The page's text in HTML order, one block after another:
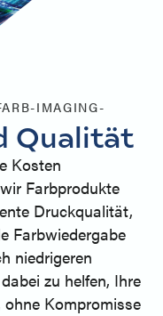
IMAGING-
Qualität
Kosten
Farbprodukte
Druckqualität,
Farbwiedergabe
niedrigeren
zu helfen, Ihre
Kompromisse